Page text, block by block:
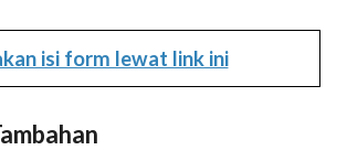
isi form lewat link ini